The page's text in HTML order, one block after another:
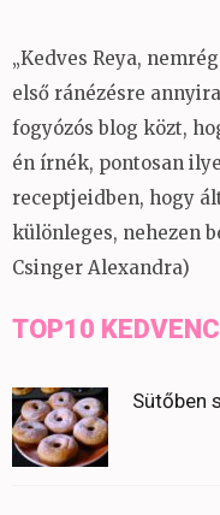
„Kedves Reya,
első ránézésre
fogyózós blog közt,
én írnék, pontosan
receptjeidben, hogy
különleges, nehezen
Csinger Alexandra)
TOP10
Sütőben